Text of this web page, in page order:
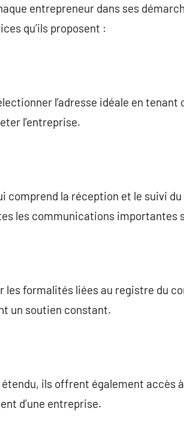
entrepreneur dans ses
qu’ils proposent :
l’adresse idéale en
l’entreprise.
comprend la réception et le suivi
les communications
les formalités liées au registre du
un soutien constant.
étendu, ils offrent également accès
d’une entreprise.